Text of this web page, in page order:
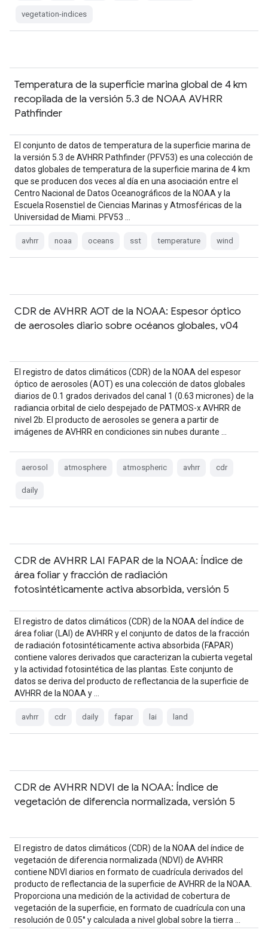
vegetation-indices
Temperatura de la superficie marina global de 4 km
recopilada de la versión 5.3 de NOAA AVHRR
Pathfinder
El conjunto de datos de temperatura de la superficie marina de
la versión 5.3 de AVHRR Pathfinder (PFV53) es una colección de
datos globales de temperatura de la superficie marina de 4 km
que se producen dos veces al día en una asociación entre el
Centro Nacional de Datos Oceanográficos de la NOAA y la
Escuela Rosenstiel de Ciencias Marinas y Atmosféricas de la
Universidad de Miami. PFV53 …
avhrr noaa oceans sst temperature wind
CDR de AVHRR AOT de la NOAA: Espesor óptico
de aerosoles diario sobre océanos globales, v04
El registro de datos climáticos (CDR) de la NOAA del espesor
óptico de aerosoles (AOT) es una colección de datos globales
diarios de 0.1 grados derivados del canal 1 (0.63 micrones) de la
radiancia orbital de cielo despejado de PATMOS-x AVHRR de
nivel 2b. El producto de aerosoles se genera a partir de
imágenes de AVHRR en condiciones sin nubes durante …
aerosol atmosphere atmospheric avhrr cdr
daily
CDR de AVHRR LAI FAPAR de la NOAA: Índice de
área foliar y fracción de radiación
fotosintéticamente activa absorbida, versión 5
El registro de datos climáticos (CDR) de la NOAA del índice de
área foliar (LAI) de AVHRR y el conjunto de datos de la fracción
de radiación fotosintéticamente activa absorbida (FAPAR)
contiene valores derivados que caracterizan la cubierta vegetal
y la actividad fotosintética de las plantas. Este conjunto de
datos se deriva del producto de reflectancia de la superficie de
AVHRR de la NOAA y …
avhrr cdr daily fapar lai land
CDR de AVHRR NDVI de la NOAA: Índice de
vegetación de diferencia normalizada, versión 5
El registro de datos climáticos (CDR) de la NOAA del índice de
vegetación de diferencia normalizada (NDVI) de AVHRR
contiene NDVI diarios en formato de cuadrícula derivados del
producto de reflectancia de la superficie de AVHRR de la NOAA.
Proporciona una medición de la actividad de cobertura de
vegetación de la superficie, en formato de cuadrícula con una
resolución de 0.05° y calculada a nivel global sobre la tierra …